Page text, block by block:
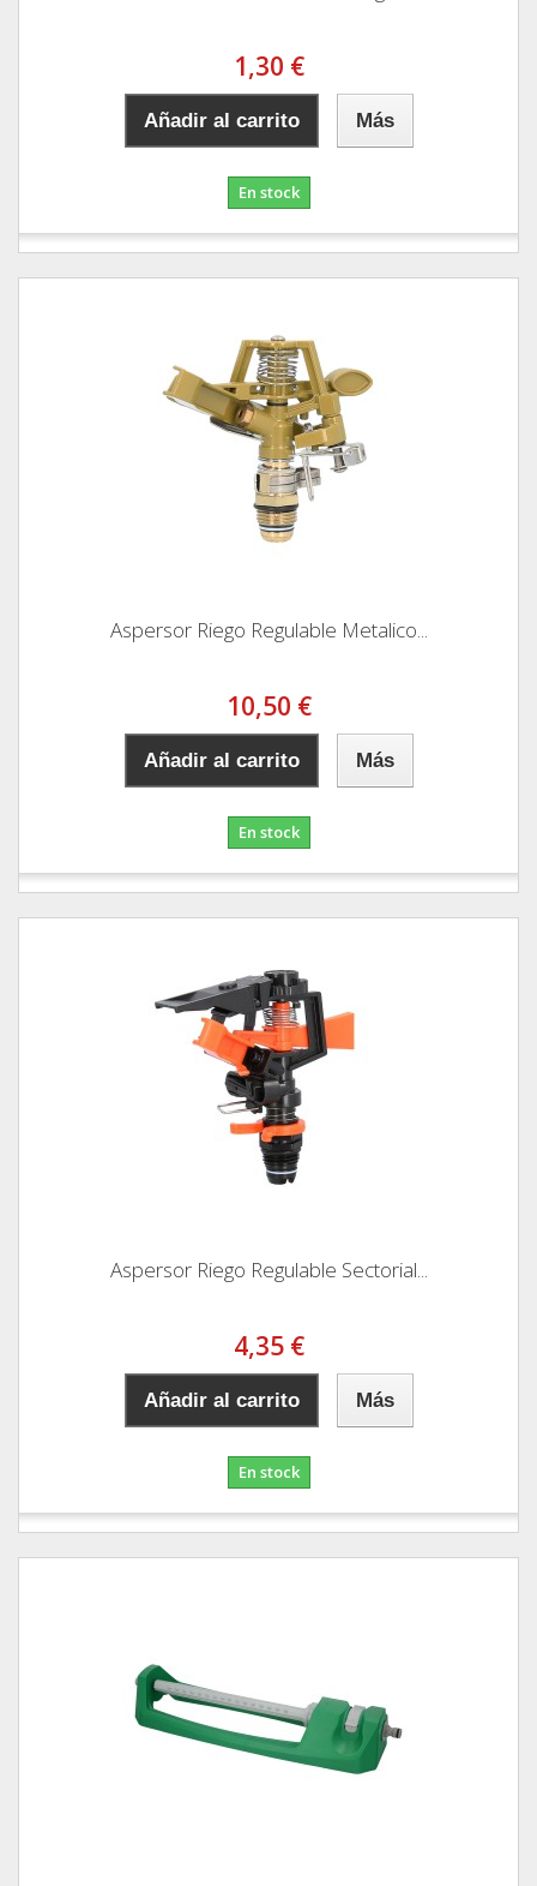
1,30 €
Añadir al carrito Más
En stock
Aspersor Riego Regulable Metalico...
10,50 €
Añadir al carrito Más
En stock
Aspersor Riego Regulable Sectorial...
4,35 €
Añadir al carrito Más
En stock